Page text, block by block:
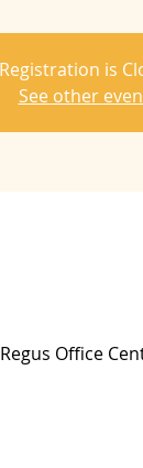
Registration is
See other
Office